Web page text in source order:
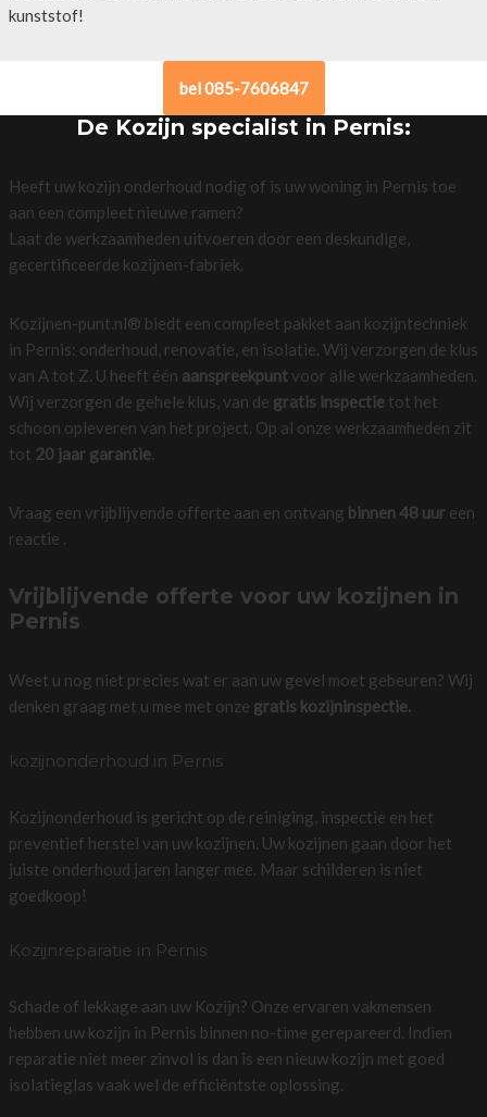
kunststof!
bel 085-7606847
De Kozijn specialist in Pernis:
Heeft uw kozijn onderhoud nodig of is uw woning in Pernis toe
aan een compleet nieuwe ramen?
Laat de werkzaamheden uitvoeren door een deskundige,
gecertificeerde kozijnen-fabriek.
Kozijnen-punt.nl® biedt een compleet pakket aan kozijntechniek
in Pernis: onderhoud, renovatie, en isolatie. Wij verzorgen de klus
van A tot Z. U heeft één aanspreekpuntvoor alle werkzaamheden.
Wij verzorgen de gehele klus, van de gratis inspectietot het
schoon opleveren van het project. Op al onze werkzaamheden zit
tot 20 jaar garantie.
Vraag een vrijblijvende offerte aan en ontvang binnen 48 uureen
reactie .
Vrijblijvende offerte voor uw kozijnen in
Pernis
Weet u nog niet precies wat er aan uw gevel moet gebeuren? Wij
denken graag met u mee met onze gratis kozijninspectie.
kozijnonderhoud in Pernis
Kozijnonderhoud is gericht op de reiniging, inspectie en het
preventief herstel van uw kozijnen. Uw kozijnen gaan door het
juiste onderhoud jaren langer mee. Maar schilderen is niet
goedkoop!
Kozijnreparatie in Pernis
Schade of lekkage aan uw Kozijn? Onze ervaren vakmensen
hebben uw kozijn in Pernis binnen no-time gerepareerd. Indien
reparatie niet meer zinvol is dan is een nieuw kozijn met goed
isolatieglas vaak wel de efficiëntste oplossing.